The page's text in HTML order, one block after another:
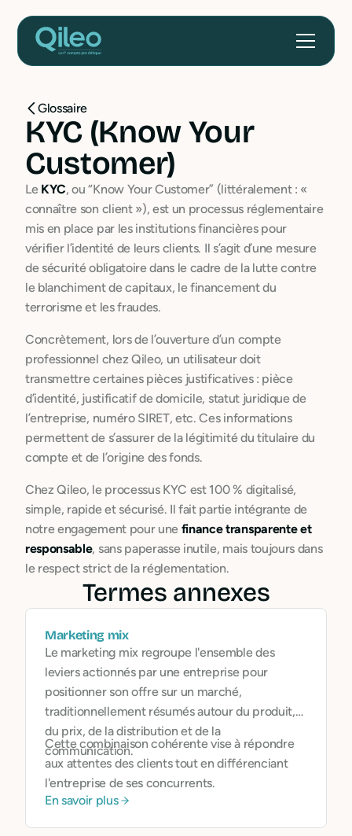
Glossaire
KYC (Know Your
Customer)
Le KYC, ou “Know Your Customer” (littéralement : «
connaître son client »), est un processus réglementaire
mis en place par les institutions financières pour
vérifier l’identité de leurs clients. Il s’agit d’une mesure
de sécurité obligatoire dans le cadre de la lutte contre
le blanchiment de capitaux, le financement du
terrorisme et les fraudes.
Concrètement, lors de l’ouverture d’un compte
professionnel chez Qileo, un utilisateur doit
transmettre certaines pièces justificatives : pièce
d’identité, justificatif de domicile, statut juridique de
l’entreprise, numéro SIRET, etc. Ces informations
permettent de s’assurer de la légitimité du titulaire du
compte et de l’origine des fonds.
Chez Qileo, le processus KYC est 100 % digitalisé,
simple, rapide et sécurisé. Il fait partie intégrante de
notre engagement pour une finance transparente et
responsable, sans paperasse inutile, mais toujours dans
le respect strict de la réglementation.
Termes annexes
Marketing mix
Le marketing mix regroupe l'ensemble des
leviers actionnés par une entreprise pour
positionner son offre sur un marché,
traditionnellement résumés autour du produit,
du prix, de la distribution et de la
communication.
Cette combinaison cohérente vise à répondre
aux attentes des clients tout en différenciant
l'entreprise de ses concurrents.
En savoir plus